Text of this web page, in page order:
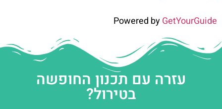
Powered byGetYourGuide
עזרה עם תכנון החופשה
בטירול?